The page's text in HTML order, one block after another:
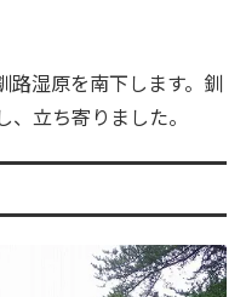
路湿原を南下します。釧
立ち寄りました。